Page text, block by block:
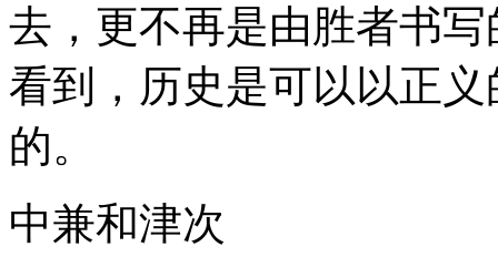
去，更不再是由胜者书
看到，历史是可以以正
的。
中兼和津次